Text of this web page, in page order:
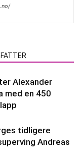
Alexander
med en 450
tidligere
Andreas